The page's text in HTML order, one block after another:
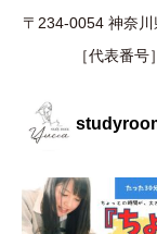
〒234-0054 神奈
［代表番